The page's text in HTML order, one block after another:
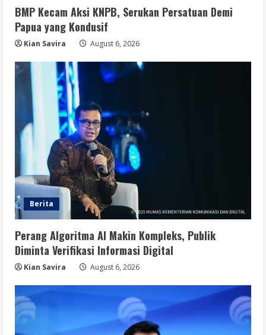
BMP Kecam Aksi KNPB, Serukan Persatuan Demi
Papua yang Kondusif
Kian Savira August 6, 2026
Berita
Perang Algoritma AI Makin Kompleks, Publik
Diminta Verifikasi Informasi Digital
Kian Savira August 6, 2026